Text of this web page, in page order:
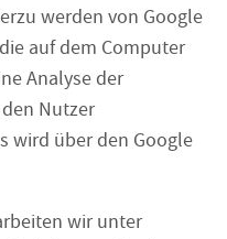
werden von Google
auf dem Computer
Analyse der
Nutzer
wird über den Google
wir unter